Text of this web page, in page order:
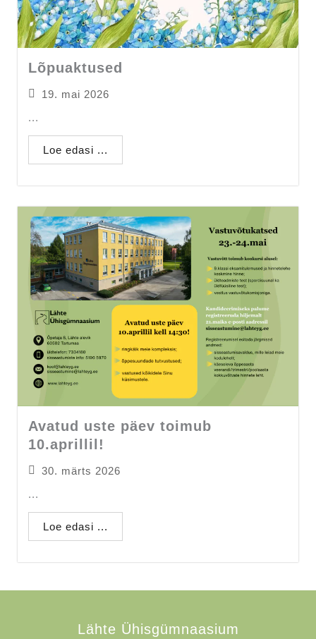
Lõpuaktused
19. mai 2026
...
Loe edasi ...
Avatud uste päev toimub
10.aprillil!
30. märts 2026
...
Loe edasi ...
Lähte Ühisgümnaasium